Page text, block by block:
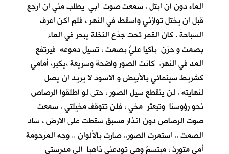
الماء دون ان ابتل . سمعت صوت ابي يطلب مني ان ارجع
قبل ان يختل توازني واسقط في النهر ، فلم اكن اعرف
السباحة . كان القمر تحت جذع النخلة يبحر في الماء
بصمت و حزن باكيا عليَّ بصمت ، تسيل دموعه فيرتفع
المد في النهر. كانت الصور واضحة وسريعة ،يكبر، أمامي
كشريط سينمائي بالأبيض و الاسود لا يريد ان يصل
لنهايته . لن ينقطع سيل الصور ، حتى لو اطلقوا الرصاص
نحو رؤوسنا وتبعثر مخي ، فلن تتوقف مخيلتي . سمعت
صوت الرصاص دون انذار مسبق سقطت على الارض ، ساد
الصمت .. استمرت الصور.. صارت بالألوان .. وجه المرحومة
أمي متوردٌ ، مبتسمٌ وهي تودعني ذاهبا الى مدرستي